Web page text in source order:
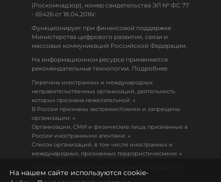
(Роскомнадзор), номер свидетельства ЭЛ № ФС 77
- 65426 от 18.04.2016г.
Функционирует при финансовой поддержке
Министерства цифрового развития, связи и
массовых коммуникаций Российской Федерации.
На информационном ресурсе применяются
рекомендательные технологии. Подробнее.
Перечень иностранных и международных
неправительственных организаций, деятельность
которых признана нежелательной: ↓
В России признаны экстремистскими и запрещены
организации: ↓
Организации, СМИ и физические лица, признанные в
России иностранными агентами: ↓
Список организаций, в том числе иностранных и
международных, признанных террористическими ↓
18+
На нашем сайте используются cookie-